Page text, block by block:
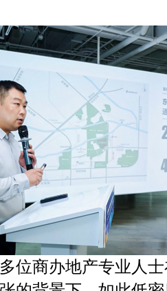
商办地产专业人士